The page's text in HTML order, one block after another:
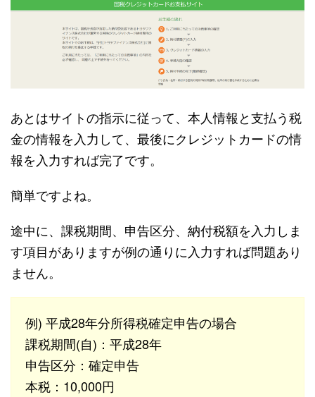
あとはサイトの指示に従って、本人情報と支払う税
金の情報を入力して、最後にクレジットカードの情
報を入力すれば完了です。
簡単ですよね。
途中に、課税期間、申告区分、納付税額を入力しま
す項目がありますが例の通りに入力すれば問題あり
ません。
例) 平成28年分所得税確定申告の場合
課税期間(自)：平成28年
申告区分：確定申告
本税：10,000円